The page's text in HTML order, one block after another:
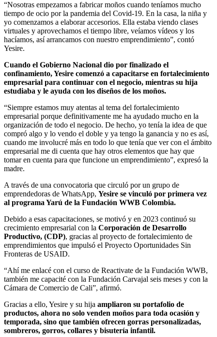
“Nosotras empezamos a fabricar moños cuando teníamos mucho
tiempo de ocio por la pandemia del Covid-19. En la casa, la niña y
yo comenzamos a elaborar accesorios. Ella estaba viendo clases
virtuales y aprovechamos el tiempo libre, veíamos vídeos y los
hacíamos, así arrancamos con nuestro emprendimiento”, contó
Yesire.
Cuando el Gobierno Nacional dio por finalizado el
confinamiento, Yesire comenzó a capacitarse en fortalecimiento
empresarial para continuar con el negocio, mientras su hija
estudiaba y le ayuda con los diseños de los moños.
“Siempre estamos muy atentas al tema del fortalecimiento
empresarial porque definitivamente me ha ayudado mucho en la
organización de todo el negocio. De hecho, yo tenía la idea de que
compró algo y lo vendo el doble y ya tengo la ganancia y no es así,
cuando me involucré más en todo lo que tenía que ver con el ámbito
empresarial me di cuenta que hay otros elementos que hay que
tomar en cuenta para que funcione un emprendimiento”, expresó la
madre.
A través de una convocatoria que circuló por un grupo de
emprendedoras de WhatsApp, Yesire se vinculó por primera vez
al programa Yarú de la Fundación WWB Colombia.
Debido a esas capacitaciones, se motivó y en 2023 continuó su
crecimiento empresarial con la Corporación de Desarrollo
Productivo, (CDP), gracias al proyecto de fortalecimiento de
emprendimientos que impulsó el Proyecto Oportunidades Sin
Fronteras de USAID.
“Ahí me enlacé con el curso de Reactivate de la Fundación WWB,
también me capacité con la Fundación Carvajal seis meses y con la
Cámara de Comercio de Cali”, afirmó.
Gracias a ello, Yesire y su hija ampliaron su portafolio de
productos, ahora no solo venden moños para toda ocasión y
temporada, sino que también ofrecen gorras personalizadas,
sombreros, gorros, collares y bisutería infantil.